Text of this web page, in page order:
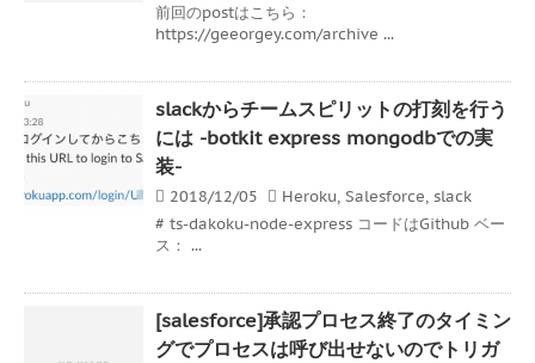
前回のpostはこちら：
https://geeorgey.com/archive ...
slackからチームスピリットの打刻を行う
には -botkit express mongodbでの実
装-
2018/12/05 Heroku, Salesforce, slack
# ts-dakoku-node-express コードはGithub ベー
ス： ...
[salesforce]承認プロセス終了のタイミン
グでプロセスは呼び出せないのでトリガ